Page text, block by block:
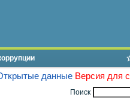
данные Версия для
Поиск